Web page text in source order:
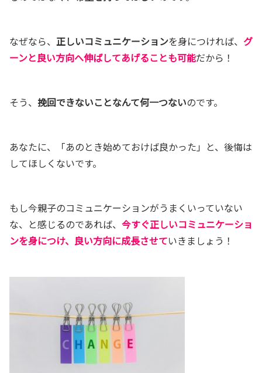
なぜなら、 正しいコミュニケーションを身につければ、 グ
ーンと良い方向へ伸ばしてあげることも可能だから！
そう、 挽回できないことなんて何一つないのです。
あなたに、「あのとき始めておけば良かった」と、後悔は
してほしくないです。
もし今親子のコミュニケーションがうまくいっていない
な、と感じるのであれば、 今すぐ正しいコミュニケーショ
ンを身につけ、良い方向に成長させていきましょう！